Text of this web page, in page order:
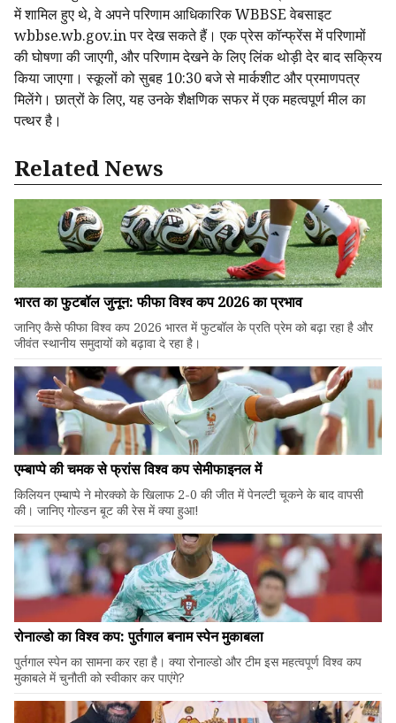
में शामिल हुए थे, वे अपने परिणाम आधिकारिक WBBSE वेबसाइट
wbbse.wb.gov.in पर देख सकते हैं। एक प्रेस कॉन्फ्रेंस में परिणामों
की घोषणा की जाएगी, और परिणाम देखने के लिए लिंक थोड़ी देर बाद सक्रिय
किया जाएगा। स्कूलों को सुबह 10:30 बजे से मार्कशीट और प्रमाणपत्र
मिलेंगे। छात्रों के लिए, यह उनके शैक्षणिक सफर में एक महत्वपूर्ण मील का
पत्थर है।
Related News
भारत का फुटबॉल जुनून: फीफा विश्व कप 2026 का प्रभाव
जानिए कैसे फीफा विश्व कप 2026 भारत में फुटबॉल के प्रति प्रेम को बढ़ा रहा है और
जीवंत स्थानीय समुदायों को बढ़ावा दे रहा है।
एम्बाप्पे की चमक से फ्रांस विश्व कप सेमीफाइनल में
किलियन एम्बाप्पे ने मोरक्को के खिलाफ 2-0 की जीत में पेनल्टी चूकने के बाद वापसी
की। जानिए गोल्डन बूट की रेस में क्या हुआ!
रोनाल्डो का विश्व कप: पुर्तगाल बनाम स्पेन मुकाबला
पुर्तगाल स्पेन का सामना कर रहा है। क्या रोनाल्डो और टीम इस महत्वपूर्ण विश्व कप
मुकाबले में चुनौती को स्वीकार कर पाएंगे?